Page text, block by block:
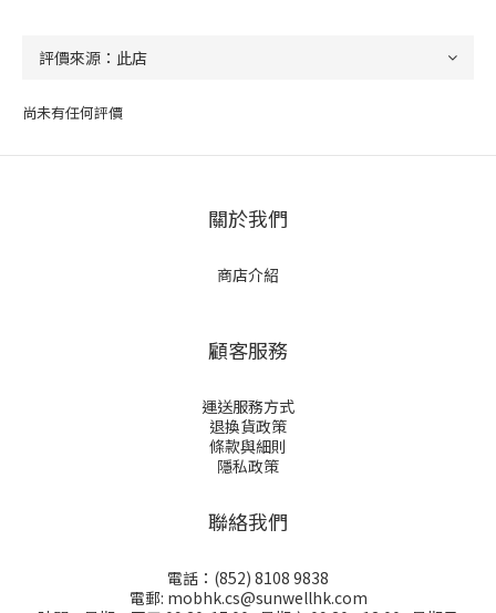
尚未有任何評價
關於我們
商店介紹
顧客服務
運送服務方式
退換貨政策
條款與細則
隱私政策
聯絡我們
電話：(852) 8108 9838
電郵: mobhk.cs@sunwellhk.com